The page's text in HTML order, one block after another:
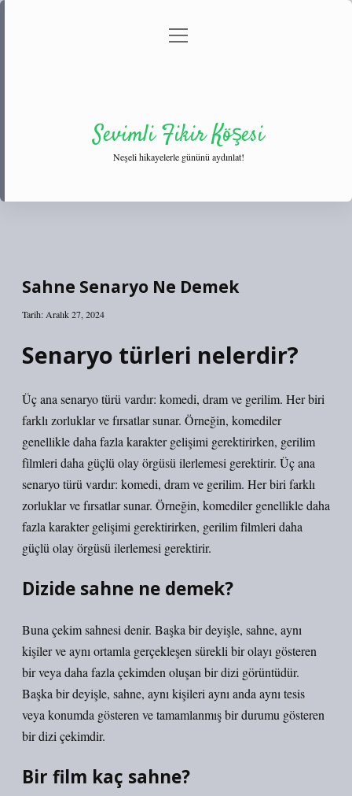
Gizlilik Politikası
menüyü
Sevimli Fikir Köşesi
Neşeli hikayelerle gününü aydınlat!
Sahne Senaryo Ne Demek
Tarih: Aralık 27, 2024
Senaryo türleri nelerdir?
Üç ana senaryo türü vardır: komedi, dram ve gerilim. Her biri
farklı zorluklar ve fırsatlar sunar. Örneğin, komediler
genellikle daha fazla karakter gelişimi gerektirirken, gerilim
filmleri daha güçlü olay örgüsü ilerlemesi gerektirir. Üç ana
senaryo türü vardır: komedi, dram ve gerilim. Her biri farklı
zorluklar ve fırsatlar sunar. Örneğin, komediler genellikle daha
fazla karakter gelişimi gerektirirken, gerilim filmleri daha
güçlü olay örgüsü ilerlemesi gerektirir.
Dizide sahne ne demek?
Buna çekim sahnesi denir. Başka bir deyişle, sahne, aynı
kişiler ve aynı ortamla gerçekleşen sürekli bir olayı gösteren
bir veya daha fazla çekimden oluşan bir dizi görüntüdür.
Başka bir deyişle, sahne, aynı kişileri aynı anda aynı tesis
veya konumda gösteren ve tamamlanmış bir durumu gösteren
bir dizi çekimdir.
Bir film kaç sahne?